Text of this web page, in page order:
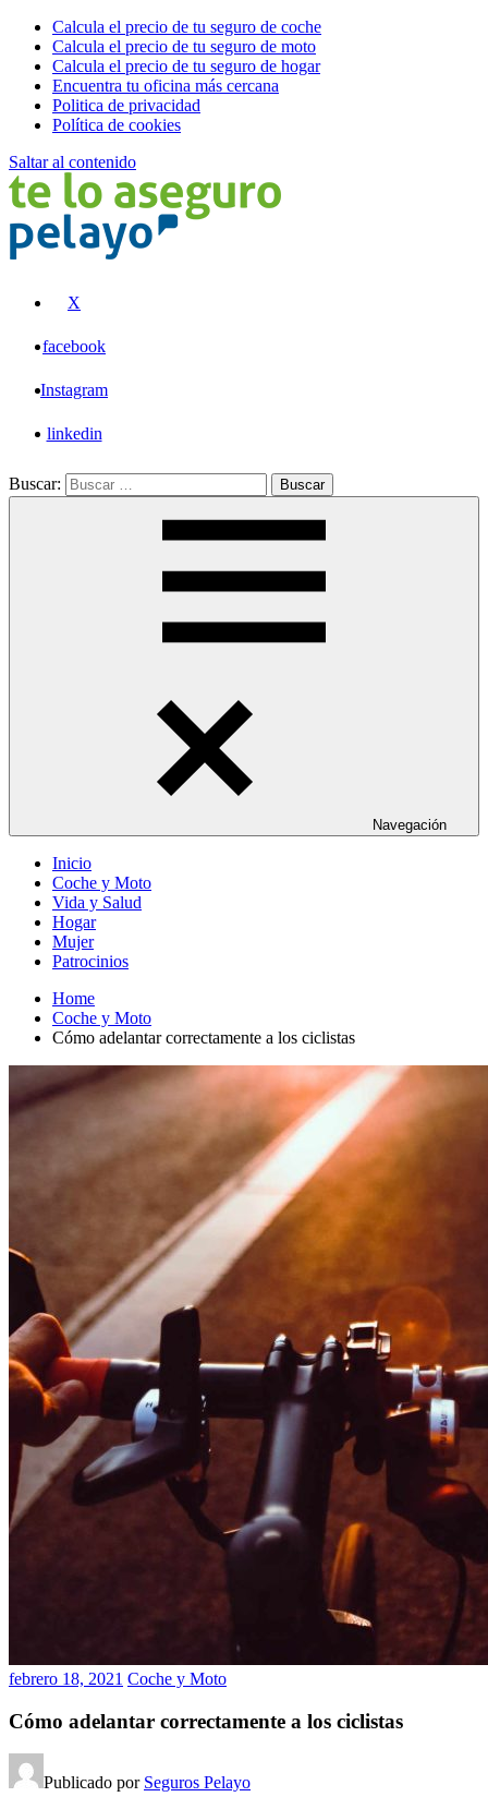
Calcula el precio de tu seguro de coche
Calcula el precio de tu seguro de moto
Calcula el precio de tu seguro de hogar
Encuentra tu oficina más cercana
Politica de privacidad
Política de cookies
Saltar al contenido
X
facebook
Instagram
linkedin
Buscar: Buscar
Navegación
Inicio
Coche y Moto
Vida y Salud
Hogar
Mujer
Patrocinios
Home
Coche y Moto
Cómo adelantar correctamente a los ciclistas
febrero 18, 2021 Coche y Moto
Cómo adelantar correctamente a los ciclistas
Publicado por Seguros Pelayo